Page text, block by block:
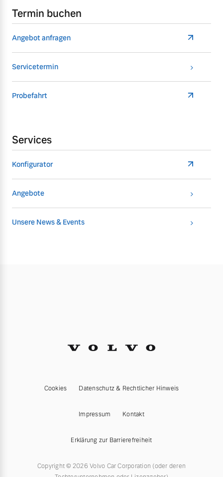
Termin buchen
Angebot anfragen
Servicetermin
Probefahrt
Services
Konfigurator
Angebote
Unsere News & Events
Cookies Datenschutz & Rechtlicher Hinweis
Impressum Kontakt
Erklärung zur Barrierefreiheit
Copyright © 2026 Volvo Car Corporation (oder deren